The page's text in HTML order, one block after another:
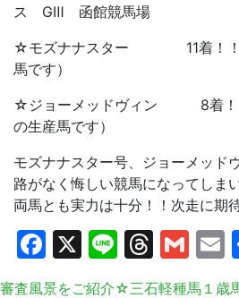
ス GⅢ 函館競馬場
☆モズナナスター 11着！
馬です）
☆ジョーメッドヴィン 8着
の生産馬です）
モズナナスター号、ジョーメッド
路がなく悔しい競馬になってしま
両馬とも実力は十分！！次走に期
Facebook
X Line
審査風景をご紹介☆三石軽種馬１歳